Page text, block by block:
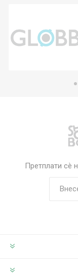
Претплати сè